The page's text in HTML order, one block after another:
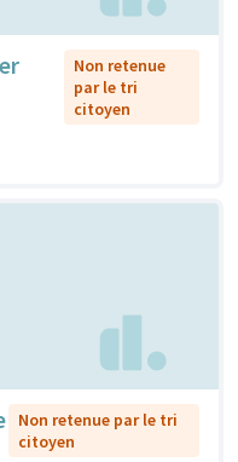
Non retenue
par le tri
citoyen
Non retenue par le tri
citoyen